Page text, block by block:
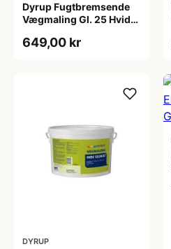
Dyrup Fugtbremsende
Vægmaling Gl. 25 Hvid
649,00 kr
DYRUP